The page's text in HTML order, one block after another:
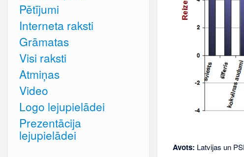
Avots: Latvijas un
Pētījumi
Interneta raksti
Grāmatas
Visi raksti
Atmiņas
Video
Logo lejupielādei
Prezentācija
lejupielādei